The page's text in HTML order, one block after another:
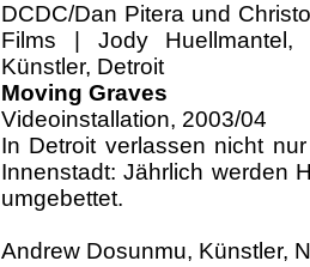
DCDC/Dan Pitera und
Films | Jody Huellmantel,
Künstler, Detroit
Moving Graves
Videoinstallation, 2003/04
In Detroit verlassen nicht
Innenstadt: Jährlich werden
umgebettet.
Andrew Dosunmu, Künstler,